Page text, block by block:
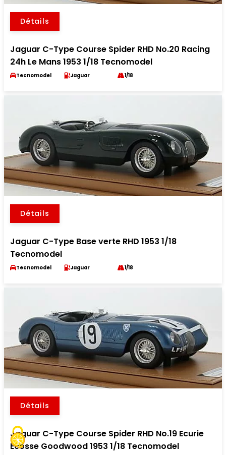
Détails
Jaguar C-Type Course Spider RHD No.20 Racing
24h Le Mans 1953 1/18 Tecnomodel
Tecnomodel Jaguar 1/18
Détails
Jaguar C-Type Base verte RHD 1953 1/18
Tecnomodel
Tecnomodel Jaguar 1/18
Détails
Jaguar C-Type Course Spider RHD No.19 Ecurie
Ecosse Goodwood 1953 1/18 Tecnomodel